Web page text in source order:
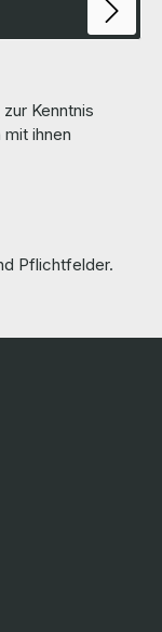
zur Kenntnis
ihnen
Pflichtfelder.